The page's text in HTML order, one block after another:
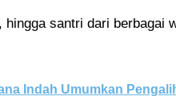
santri dari berbagai
Indah Umumkan